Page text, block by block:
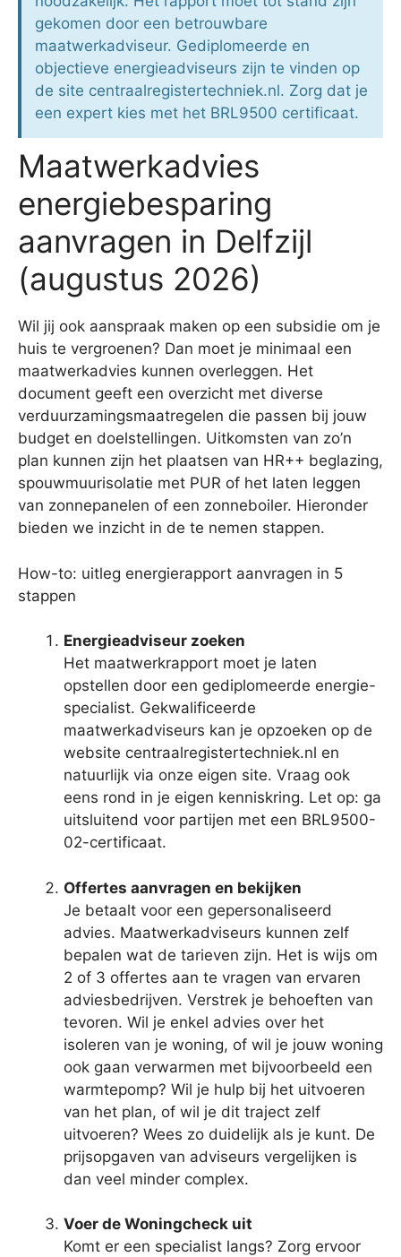
gekomen door een betrouwbare
maatwerkadviseur. Gediplomeerde en
objectieve energieadviseurs zijn te vinden op
de site centraalregistertechniek.nl. Zorg dat je
een expert kies met het BRL9500 certificaat.
Maatwerkadvies
energiebesparing
aanvragen in Delfzijl
(augustus 2026)
Wil jij ook aanspraak maken op een subsidie om je
huis te vergroenen? Dan moet je minimaal een
maatwerkadvies kunnen overleggen. Het
document geeft een overzicht met diverse
verduurzamingsmaatregelen die passen bij jouw
budget en doelstellingen. Uitkomsten van zo’n
plan kunnen zijn het plaatsen van HR++ beglazing,
spouwmuurisolatie met PUR of het laten leggen
van zonnepanelen of een zonneboiler. Hieronder
bieden we inzicht in de te nemen stappen.
How-to: uitleg energierapport aanvragen in 5
stappen
Energieadviseur zoeken
Het maatwerkrapport moet je laten
opstellen door een gediplomeerde energie-
specialist. Gekwalificeerde
maatwerkadviseurs kan je opzoeken op de
website centraalregistertechniek.nl en
natuurlijk via onze eigen site. Vraag ook
eens rond in je eigen kenniskring. Let op: ga
uitsluitend voor partijen met een BRL9500-
02-certificaat.
Offertes aanvragen en bekijken
Je betaalt voor een gepersonaliseerd
advies. Maatwerkadviseurs kunnen zelf
bepalen wat de tarieven zijn. Het is wijs om
2 of 3 offertes aan te vragen van ervaren
adviesbedrijven. Verstrek je behoeften van
tevoren. Wil je enkel advies over het
isoleren van je woning, of wil je jouw woning
ook gaan verwarmen met bijvoorbeeld een
warmtepomp? Wil je hulp bij het uitvoeren
van het plan, of wil je dit traject zelf
uitvoeren? Wees zo duidelijk als je kunt. De
prijsopgaven van adviseurs vergelijken is
dan veel minder complex.
Voer de Woningcheck uit
Komt er een specialist langs? Zorg ervoor